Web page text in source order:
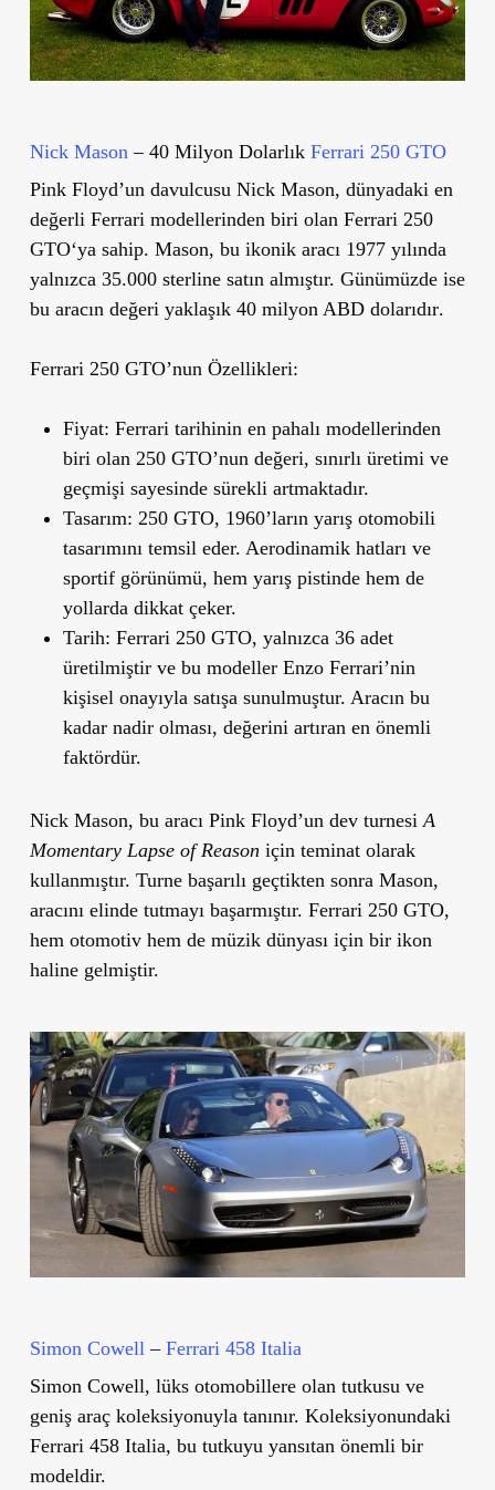
Nick Mason– 40 Milyon Dolarlık Ferrari 250 GTO
Pink Floyd’un davulcusu Nick Mason, dünyadaki en
değerli Ferrari modellerinden biri olan Ferrari 250
GTO‘ya sahip. Mason, bu ikonik aracı 1977 yılında
yalnızca 35.000 sterlinesatın almıştır. Günümüzde ise
bu aracın değeri yaklaşık 40 milyon ABD dolarıdır.
Ferrari 250 GTO’nun Özellikleri:
Fiyat: Ferrari tarihinin en pahalı modellerinden
biri olan 250 GTO’nun değeri, sınırlı üretimi ve
geçmişi sayesinde sürekli artmaktadır.
Tasarım: 250 GTO, 1960’ların yarış otomobili
tasarımını temsil eder. Aerodinamik hatları ve
sportif görünümü, hem yarış pistinde hem de
yollarda dikkat çeker.
Tarih: Ferrari 250 GTO, yalnızca 36 adet
üretilmiştir ve bu modeller Enzo Ferrari’nin
kişisel onayıyla satışa sunulmuştur. Aracın bu
kadar nadir olması, değerini artıran en önemli
faktördür.
Nick Mason, bu aracı Pink Floyd’un dev turnesi A
Momentary Lapse of Reason için teminat olarak
kullanmıştır. Turne başarılı geçtikten sonra Mason,
aracını elinde tutmayı başarmıştır. Ferrari 250 GTO,
hem otomotiv hem de müzik dünyası için bir ikon
haline gelmiştir.
Simon Cowell– Ferrari 458 Italia
Simon Cowell, lüks otomobillere olan tutkusu ve
geniş araç koleksiyonuyla tanınır. Koleksiyonundaki
Ferrari 458 Italia, bu tutkuyu yansıtan önemli bir
modeldir.